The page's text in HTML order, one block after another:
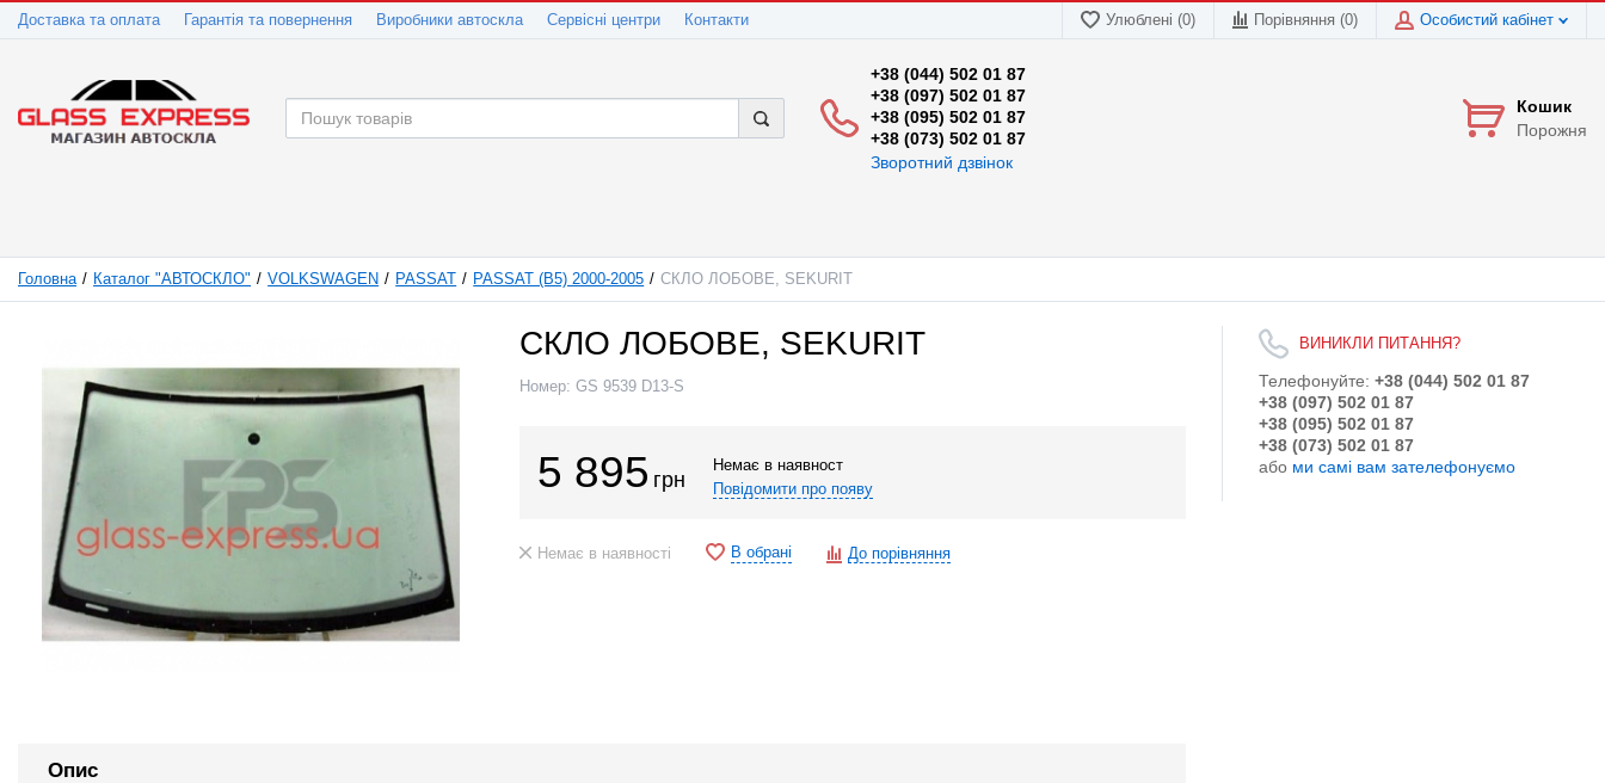
Доставка та оплата Гарантія та повернення Виробники автоскла Сервісні центри Контакти Улюблені (0) Порівняння (0) Особистий кабінет
+38 (044) 502 01 87
+38 (097) 502 01 87
+38 (095) 502 01 87
+38 (073) 502 01 87
Зворотний дзвінок
Кошик
Порожня
Головна Каталог "АВТОСКЛО" VOLKSWAGEN PASSAT PASSAT (B5) 2000-2005 СКЛО ЛОБОВЕ, SEKURIT
СКЛО ЛОБОВЕ, SEKURIT
Номер: GS 9539 D13-S
5 895 грн
Немає в наявност
Повідомити про появу
Немає в наявності В обрані До порівняння
Опис
ВИНИКЛИ ПИТАННЯ?
Телефонуйте: +38 (044) 502 01 87
+38 (097) 502 01 87
+38 (095) 502 01 87
+38 (073) 502 01 87
або ми самі вам зателефонуємо